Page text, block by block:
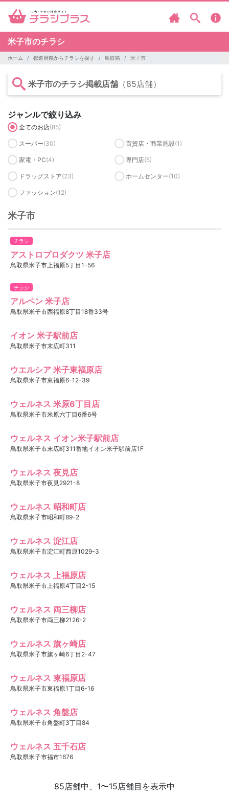
米子市のチラシ
ホーム 都道府県からチラシを探す 鳥取県 米子市
米子市のチラシ掲載店舗 （85店舗）
ジャンルで絞り込み
全てのお店(85)
スーパー(30) 百貨店・商業施設(1)
家電・PC(4) 専門店(5)
ドラッグストア(23) ホームセンター(10)
ファッション(12)
米子市
チラシ
アストロプロダクツ 米子店
鳥取県米子市上福原5丁目1-56
チラシ
アルペン 米子店
鳥取県米子市西福原8丁目18番33号
イオン 米子駅前店
鳥取県米子市末広町311
ウエルシア 米子東福原店
鳥取県米子市東福原6-12-39
ウェルネス 米原6丁目店
鳥取県米子市米原六丁目6番6号
ウェルネス イオン米子駅前店
鳥取県米子市末広町311番地イオン米子駅前店1F
ウェルネス 夜見店
鳥取県米子市夜見2921-8
ウェルネス 昭和町店
鳥取県米子市昭和町89-2
ウェルネス 淀江店
鳥取県米子市淀江町西原1029-3
ウェルネス 上福原店
鳥取県米子市上福原4丁目2-15
ウェルネス 両三柳店
鳥取県米子市両三柳2126-2
ウェルネス 旗ヶ崎店
鳥取県米子市旗ヶ崎6丁目2-47
ウェルネス 東福原店
鳥取県米子市東福原1丁目6-16
ウェルネス 角盤店
鳥取県米子市角盤町3丁目84
ウェルネス 五千石店
鳥取県米子市福市1676
85店舗中、1〜15店舗目を表示中